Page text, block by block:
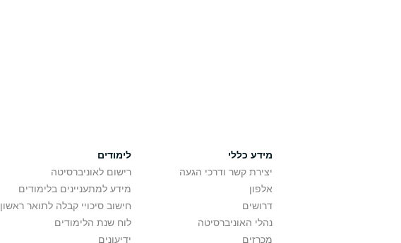
מידע כללי
יצירת קשר ודרכי הגעה
אלפון
דרושים
נהלי האוניברסיטה
מכרזים
לימודים
רישום לאוניברסיטה
מידע למתעניינים בלימודים
חישוב סיכויי קבלה לתואר ראשון
לוח שנת הלימודים
ידיעונים